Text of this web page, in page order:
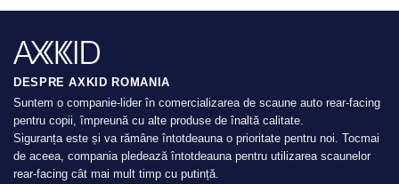
DESPRE AXKID ROMANIA
Suntem o companie-lider în comercializarea de scaune auto rear-facing
pentru copii, împreună cu alte produse de înaltă calitate.
Siguranța este și va rămâne întotdeauna o prioritate pentru noi. Tocmai
de aceea, compania pledează întotdeauna pentru utilizarea scaunelor
rear-facing cât mai mult timp cu putință.